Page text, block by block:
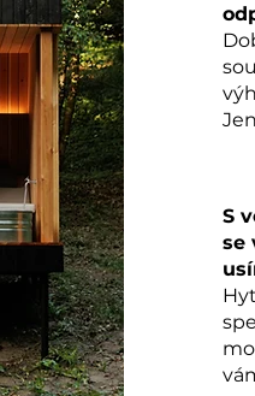
S
se